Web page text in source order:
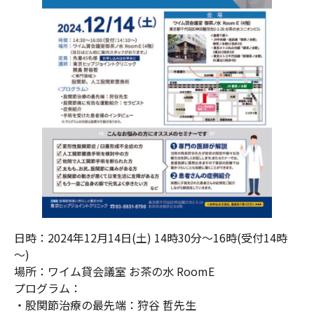
日時：2024年12月14日(土) 14時30分～16時(受付14時
～)
場所：ワイム貸会議室 お茶の水 RoomE
プログラム：
・股関節治療の最先端：狩谷 哲先生